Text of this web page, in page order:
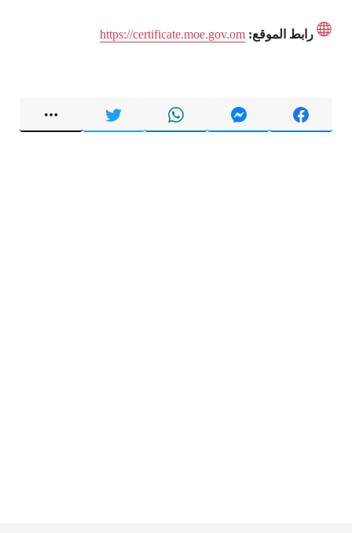
رابط الموقع: https://certificate.moe.gov.om